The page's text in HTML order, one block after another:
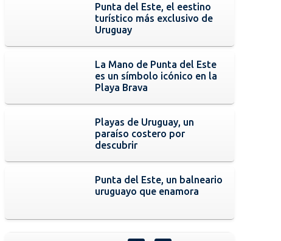
Punta del Este, el eestino
turístico más exclusivo de
Uruguay
La Mano de Punta del Este
es un símbolo icónico en la
Playa Brava
Playas de Uruguay, un
paraíso costero por
descubrir
Punta del Este, un balneario
uruguayo que enamora